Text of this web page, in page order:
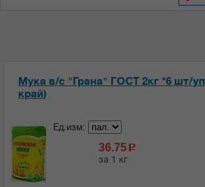
Мука в/с "Грана" ГОСТ 2кг *6 шт/
край)
Ед.изм:
36.75c
за 1 кг